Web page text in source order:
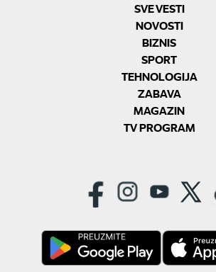
SVE VESTI
NOVOSTI
BIZNIS
SPORT
TEHNOLOGIJA
ZABAVA
MAGAZIN
TV PROGRAM